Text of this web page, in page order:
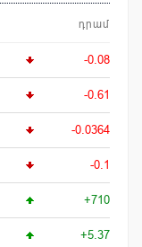
դրամ
-0.08
-0.61
-0.0364
-0.1
+710
+5.37